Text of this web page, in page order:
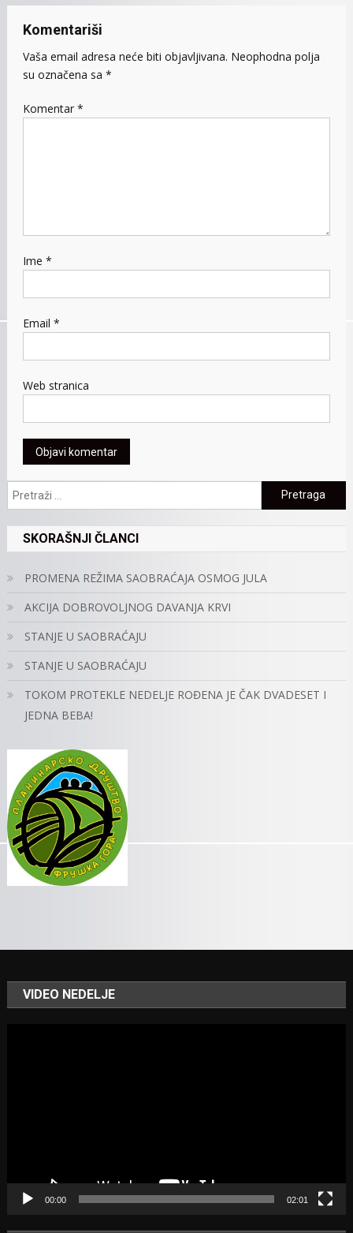
Komentariši
Vaša email adresa neće biti objavljivana. Neophodna polja
su označena sa *
Komentar *
Ime *
Email *
Web stranica
Pretraga:
SKORAŠNJI ČLANCI
PROMENA REŽIMA SAOBRAĆAJA OSMOG JULA
AKCIJA DOBROVOLJNOG DAVANJA KRVI
STANJE U SAOBRAĆAJU
STANJE U SAOBRAĆAJU
TOKOM PROTEKLE NEDELJE ROĐENA JE ČAK DVADESET I
JEDNA BEBA!
VIDEO NEDELJE
00:00 02:01